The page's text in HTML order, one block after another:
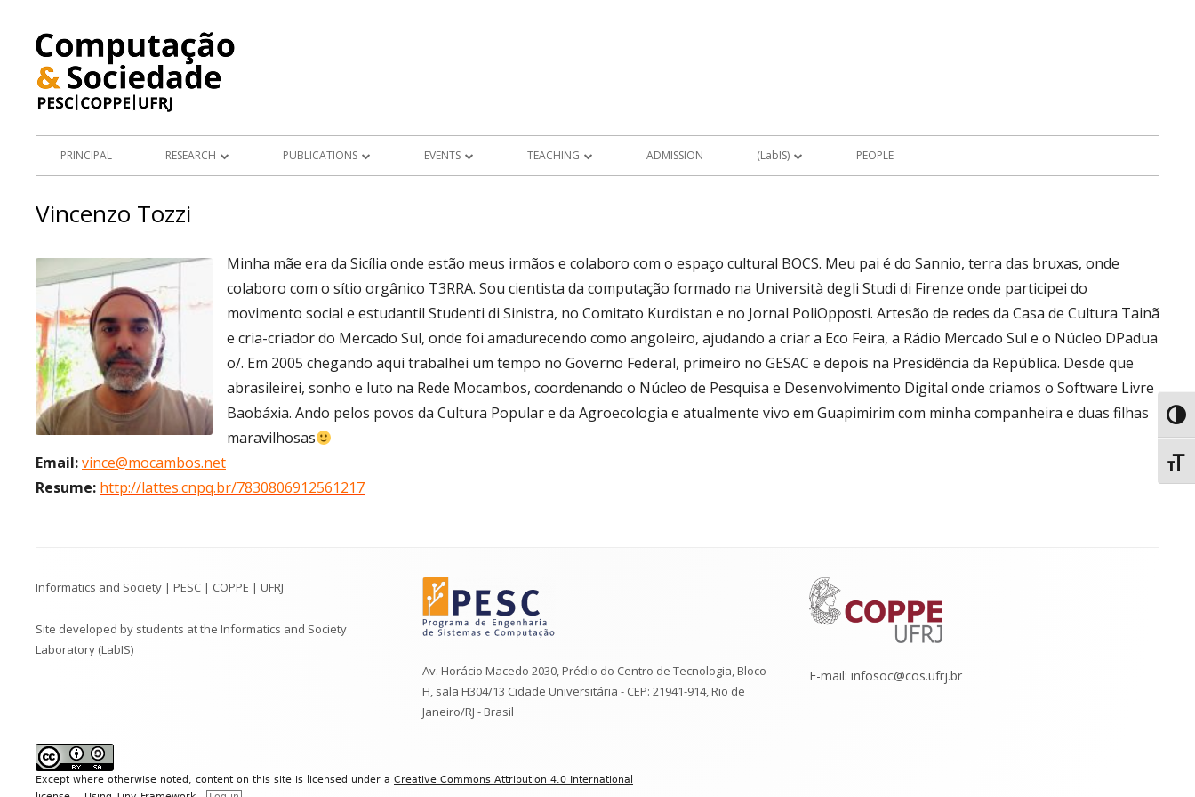
content
Primary
PRINCIPAL RESEARCH PUBLICATIONS
MASTER'S AND DOCTORAL
DISSERTATIONS
ARTIGOS E RESUMOS EM ANAIS DE
CONGRESSO
EVENTS
MEMORY
TEACHING ADMISSION (LabIS) PEOPLE
Vincenzo Tozzi
Minha mãe era da Sicília onde estão meus irmãos e colaboro com o espaço cultural BOCS. Meu pai é do Sannio, terra das bruxas, onde
colaboro com o sítio orgânico T3RRA. Sou cientista da computação formado na Università degli Studi di Firenze onde participei do
movimento social e estudantil Studenti di Sinistra, no Comitato Kurdistan e no Jornal PoliOpposti. Artesão de redes da Casa de Cultura Tainã
e cria-criador do Mercado Sul, onde foi amadurecendo como angoleiro, ajudando a criar a Eco Feira, a Rádio Mercado Sul e o Núcleo DPadua
o/. Em 2005 chegando aqui trabalhei um tempo no Governo Federal, primeiro no GESAC e depois na Presidência da República. Desde que
abrasileirei, sonho e luto na Rede Mocambos, coordenando o Núcleo de Pesquisa e Desenvolvimento Digital onde criamos o Software Livre
Baobáxia. Ando pelos povos da Cultura Popular e da Agroecologia e atualmente vivo em Guapimirim com minha companheira e duas filhas
maravilhosas
Email:vince@mocambos.net
Resume: http://lattes.cnpq.br/7830806912561217
Content
Informatics and Society | PESC | COPPE | UFRJ
Site developed by students at the Informatics and Society
Laboratory (LabIS)
Av. Horácio Macedo 2030, Prédio do Centro de Tecnologia, Bloco
H, sala H304/13 Cidade Universitária - CEP: 21941-914, Rio de
Janeiro/RJ - Brasil
E-mail: infosoc@cos.ufrj.br
Except where otherwise noted, content on this site is licensed under a Creative Commons Attribution 4.0 International